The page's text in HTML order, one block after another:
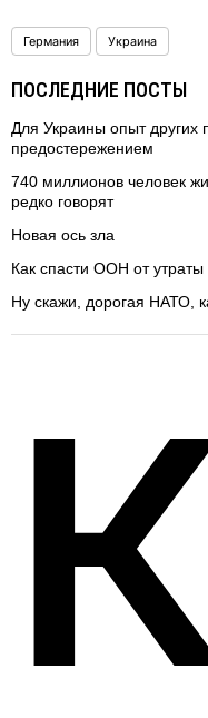
Германия Украина
ПОСЛЕДНИЕ ПОСТЫ
Для Украины опыт других
предостережением
740 миллионов человек
редко говорят
Новая ось зла
Как спасти ООН от утраты
Ну скажи, дорогая НАТО,